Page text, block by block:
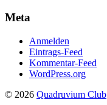
Meta
Anmelden
Eintrags-Feed
Kommentar-Feed
WordPress.org
© 2026 Quadruvium Club